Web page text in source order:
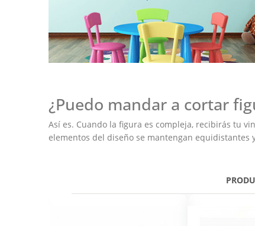
¿Puedo mandar a cortar
Así es. Cuando la figura es compleja, recibirás tu
elementos del diseño se mantengan equidistantes